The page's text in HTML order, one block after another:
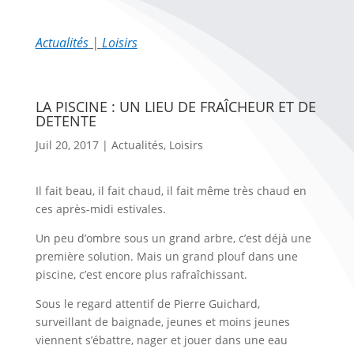
Actualités| Loisirs
LA PISCINE : UN LIEU DE FRAÎCHEUR ET DE
DETENTE
Juil 20, 2017| Actualités, Loisirs
Il fait beau, il fait chaud, il fait même très chaud en
ces après-midi estivales.
Un peu d’ombre sous un grand arbre, c’est déjà une
première solution. Mais un grand plouf dans une
piscine, c’est encore plus rafraîchissant.
Sous le regard attentif de Pierre Guichard,
surveillant de baignade, jeunes et moins jeunes
viennent s’ébattre, nager et jouer dans une eau